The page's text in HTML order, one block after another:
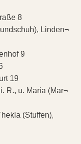
8
Linden¬
9
19
R., u. Maria (Mar¬
(Stuffen),